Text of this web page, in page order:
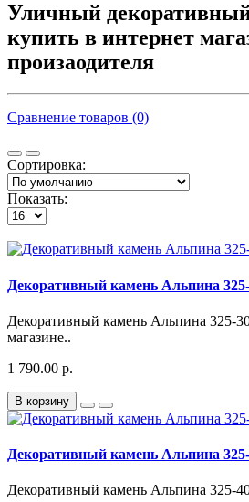
Уличный
купить в интернет
произаодителя
Сравнение товаров (0)
Сортировка:
Показать:
Декоративный камень Альпина
Декоративный камень Альпина 325-
магазине..
1 790.00 р.
В корзину
Декоративный камень Альпина
Декоративный камень Альпина 325-